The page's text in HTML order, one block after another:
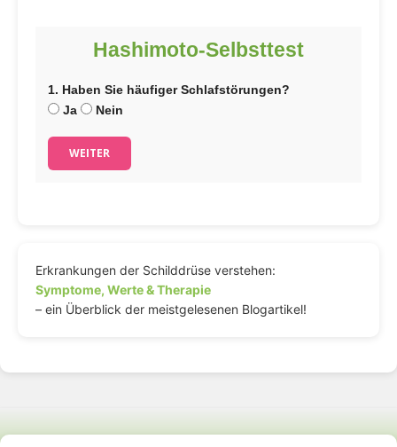
Hashimoto-Selbsttest
1. Haben Sie häufiger Schlafstörungen?
Ja
Nein
WEITER
Erkrankungen der Schilddrüse verstehen:
Symptome, Werte & Therapie
– ein Überblick der meistgelesenen Blogartikel!